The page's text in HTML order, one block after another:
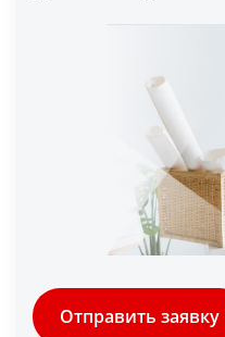
Отправить заявку